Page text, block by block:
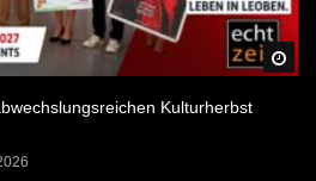
Kulturherbst